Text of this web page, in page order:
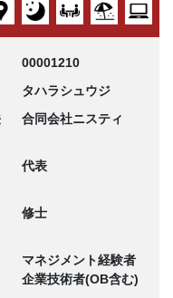
00001210
タハラシュウジ
合同会社ニスティ
代表
修士
マネジメント経験者
企業技術者(OB含む)